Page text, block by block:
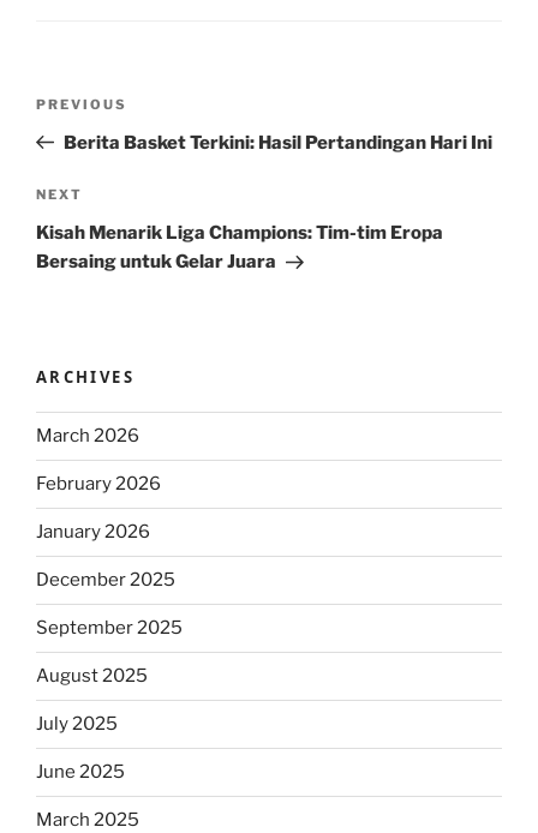
Previous
Post
PREVIOUS
Berita Basket Terkini: Hasil Pertandingan Hari Ini
Next
Post
NEXT
Kisah Menarik Liga Champions: Tim-tim Eropa
Bersaing untuk Gelar Juara
ARCHIVES
March 2026
February 2026
January 2026
December 2025
September 2025
August 2025
July 2025
June 2025
March 2025